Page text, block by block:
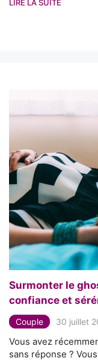
LIRE LA SUITE
Surmonter le
confiance et
Couple 30 juillet
Vous avez
sans réponse ?